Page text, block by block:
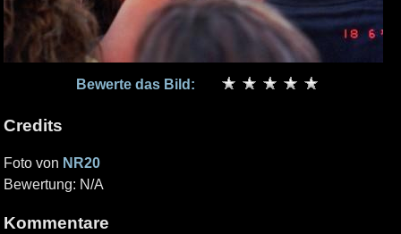
Bewerte das Bild:
Credits
Foto von NR20
Bewertung: N/A
Kommentare